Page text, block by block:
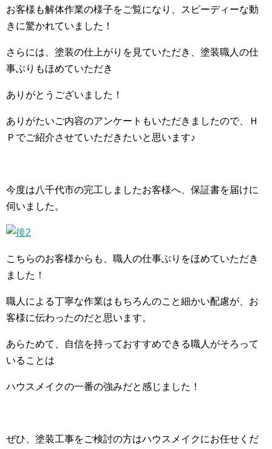
お客様も解体作業の様子をご覧になり、スピーディーな動
きに驚かれていました！
さらには、塗装の仕上がりを見ていただき、塗装職人の仕
事ぶりもほめていただき
ありがとうございました！
ありがたいご内容のアンケートもいただきましたので、Ｈ
Ｐでご紹介させていただきたいと思います♪
今度は八千代市の完工しましたお客様へ、保証書を届けに
伺いました。
こちらのお客様からも、職人の仕事ぶりをほめていただき
ました！
職人による丁寧な作業はもちろんのこと細かい配慮が、お
客様に伝わったのだと思います。
あらためて、自信を持っておすすめできる職人がそろって
いることは
ハウスメイクの一番の強みだと感じました！
ぜひ、塗装工事をご検討の方はハウスメイクにお任せくだ